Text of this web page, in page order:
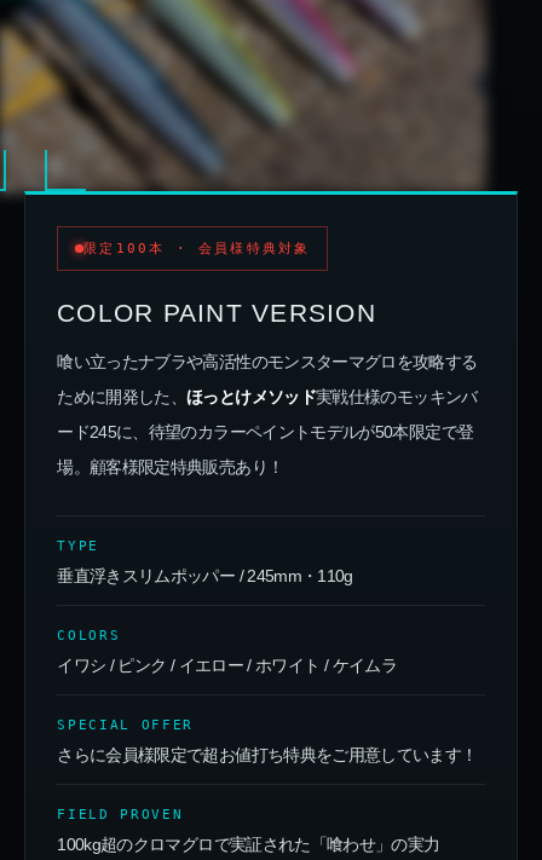
FIG.01 — VERTICAL STAY POSTURE
限定100本 · 会員様特典対象
COLOR PAINT VERSION
喰い立ったナブラや高活性のモンスターマグロを攻略する
ために開発した、ほっとけメソッド実戦仕様のモッキンバ
ード245に、待望のカラーペイントモデルが50本限定で登
場。顧客様限定特典販売あり！
TYPE
垂直浮きスリムポッパー / 245mm・110g
COLORS
イワシ / ピンク / イエロー / ホワイト / ケイムラ
SPECIAL OFFER
さらに会員様限定で超お値打ち特典をご用意しています！
FIELD PROVEN
100kg超のクロマグロで実証された「喰わせ」の実力